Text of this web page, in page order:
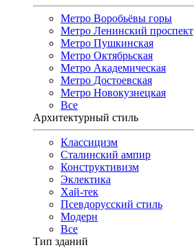
Метро Воробьёвы горы
Метро Ленинский проспект
Метро Пушкинская
Метро Октябрьская
Метро Академическая
Метро Достоевская
Метро Новокузнецкая
Все
Архитектурный стиль
Классицизм
Сталинский ампир
Конструктивизм
Эклектика
Хай-тек
Псевдорусский стиль
Модерн
Все
Тип зданий